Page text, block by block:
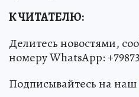
К ЧИТАТЕЛЮ:
Делитесь новостями,
номеру WhatsApp:
Подписывайтесь на наш